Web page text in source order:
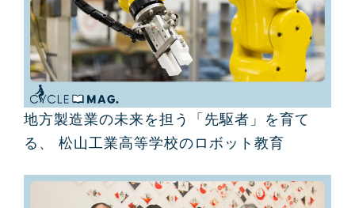
地方製造業の未来を担う「先駆者」を育て
る、 松山工業高等学校のロボット教育